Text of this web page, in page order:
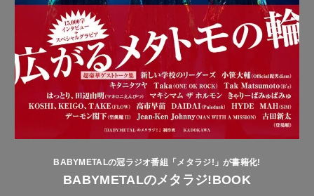
BABYMETALの冠ラジオ番組「メタラジ!」が書籍化!
BABYMETALのメタラジ!BOOK